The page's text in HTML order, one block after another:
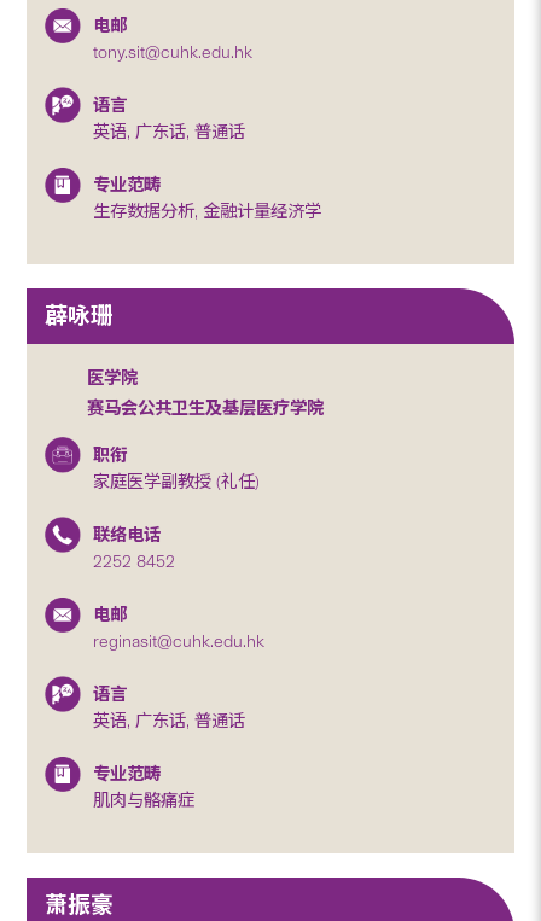
电邮
tony.sit@cuhk.edu.hk
语言
英语, 广东话, 普通话
专业范畴
生存数据分析, 金融计量经济学
薜咏珊
医学院
赛马会公共卫生及基层医疗学院
职衔
家庭医学副教授 (礼任)
联络电话
2252 8452
电邮
reginasit@cuhk.edu.hk
语言
英语, 广东话, 普通话
专业范畴
肌肉与骼痛症
萧振豪